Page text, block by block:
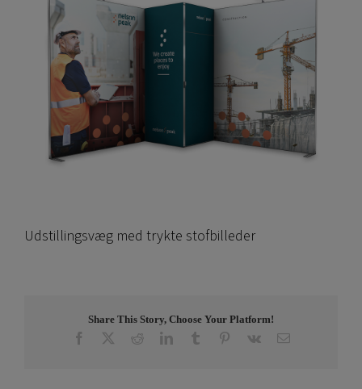
Udstillingsvæg med trykte stofbilleder
Share This Story, Choose Your Platform!
Facebook RedditLinkedInTumblr Pinterest
Vk E-